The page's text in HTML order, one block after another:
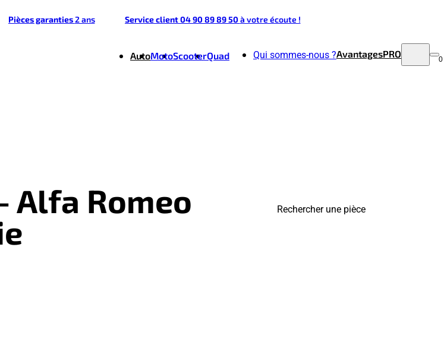
Pièces garanties2 ans Service client 04 90 89 89 50à votre écoute !
AutoMotoScooterQuad Qui sommes-nous ?AvantagesPRO 0
Alfa Romeo Rechercher une pièce